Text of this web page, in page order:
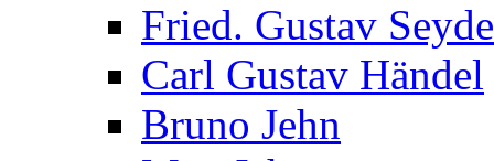
Fried. Gustav
Carl Gustav Händel
Bruno Jehn